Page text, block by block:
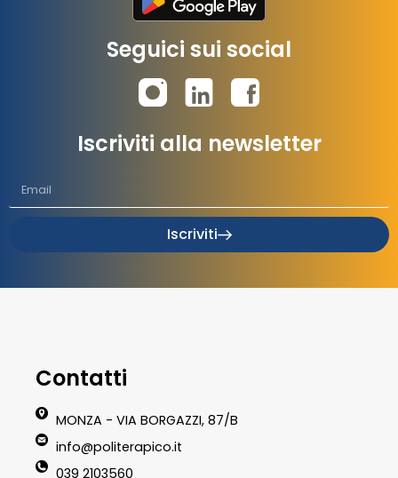
Seguici sui social
Iscriviti alla newsletter
Iscriviti
Contatti
MONZA - VIA BORGAZZI, 87/B
info@politerapico.it
039 2103560